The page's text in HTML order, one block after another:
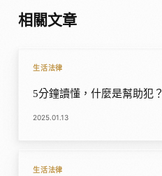
相關文章
生活法律
5分鐘讀懂，什麼是幫助犯？
2025.01.13
生活法律